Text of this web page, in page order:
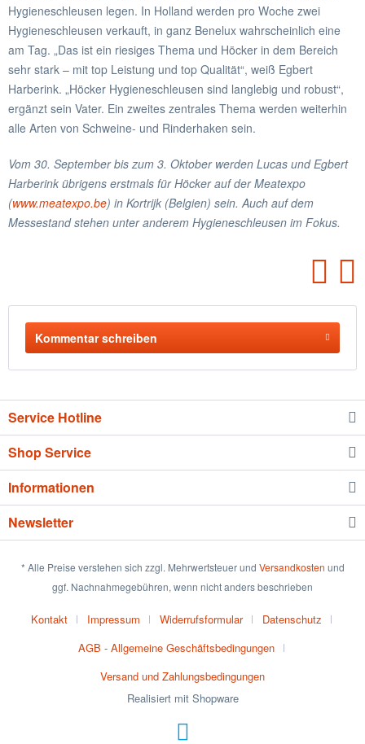
Hygieneschleusen legen. In Holland werden pro Woche zwei
Hygieneschleusen verkauft, in ganz Benelux wahrscheinlich eine
am Tag. „Das ist ein riesiges Thema und Höcker in dem Bereich
sehr stark – mit top Leistung und top Qualität“, weiß Egbert
Harberink. „Höcker Hygieneschleusen sind langlebig und robust“,
ergänzt sein Vater. Ein zweites zentrales Thema werden weiterhin
alle Arten von Schweine- und Rinderhaken sein.
Vom 30. September bis zum 3. Oktober werden Lucas und Egbert
Harberink übrigens erstmals für Höcker auf der Meatexpo
(www.meatexpo.be) in Kortrijk (Belgien) sein. Auch auf dem
Messestand stehen unter anderem Hygieneschleusen im Fokus.
Kommentar schreiben
Service Hotline
Shop Service
Informationen
Newsletter
* Alle Preise verstehen sich zzgl. Mehrwertsteuer und Versandkosten und
ggf. Nachnahmegebühren, wenn nicht anders beschrieben
Kontakt Impressum Widerrufsformular
Datenschutz
AGB - Allgemeine Geschäftsbedingungen
Versand und Zahlungsbedingungen
Realisiert mit Shopware